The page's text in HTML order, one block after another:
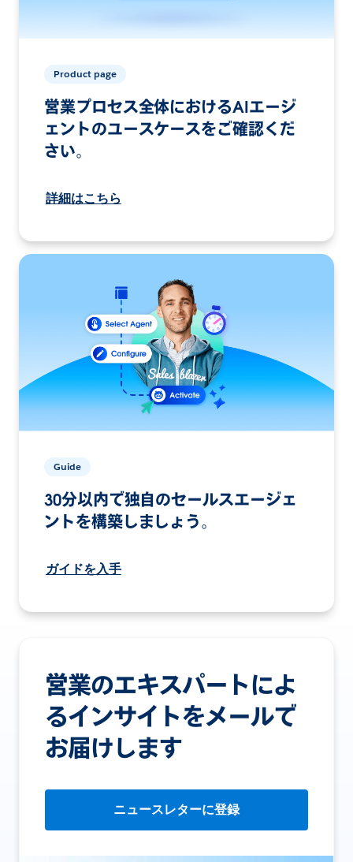
Product page
営業プロセス全体におけるAIエージ
ェントのユースケースをご確認くだ
さい。
詳細はこちら
Guide
30分以内で独自のセールスエージェ
ントを構築しましょう。
ガイドを入手
営業のエキスパートによ
るインサイトをメールで
お届けします
ニュースレターに登録